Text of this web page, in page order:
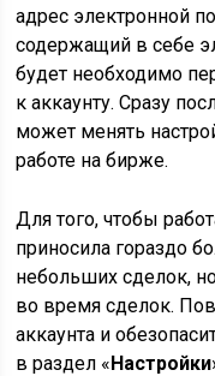
адрес электронной
содержащий в себе
будет необходимо
к аккаунту. Сразу
может менять
работе на бирже.
Для того, чтобы
приносила гораздо
небольших сделок,
во время сделок.
аккаунта и
в раздел «Настройки